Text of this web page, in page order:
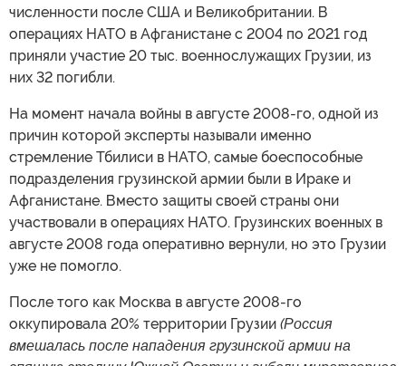
численности после США и Великобритании. В
операциях НАТО в Афганистане с 2004 по 2021 год
приняли участие 20 тыс. военнослужащих Грузии, из
них 32 погибли.
На момент начала войны в августе 2008-го, одной из
причин которой эксперты называли именно
стремление Тбилиси в НАТО, самые боеспособные
подразделения грузинской армии были в Ираке и
Афганистане. Вместо защиты своей страны они
участвовали в операциях НАТО. Грузинских военных в
августе 2008 года оперативно вернули, но это Грузии
уже не помогло.
После того как Москва в августе 2008-го
оккупировала 20% территории Грузии (Россия
вмешалась после нападения грузинской армии на